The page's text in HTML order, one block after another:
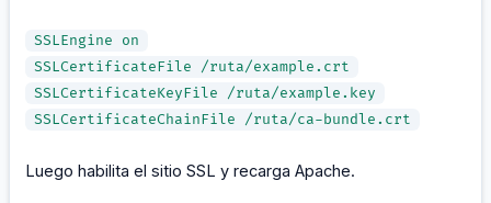
SSLEngine on
SSLCertificateFile /ruta/example.crt
SSLCertificateKeyFile /ruta/example.key
SSLCertificateChainFile /ruta/ca-bundle.crt
Luego habilita el sitio SSL y recarga Apache.